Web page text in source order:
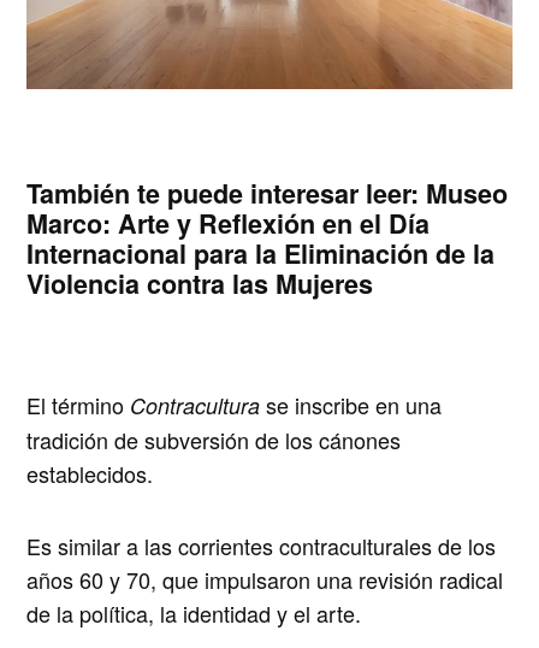
También te puede interesar leer: Museo
Marco: Arte y Reflexión en el Día
Internacional para la Eliminación de la
Violencia contra las Mujeres
El término Contracultura se inscribe en una
tradición de subversión de los cánones
establecidos.
Es similar a las corrientes contraculturales de los
años 60 y 70, que impulsaron una revisión radical
de la política, la identidad y el arte.